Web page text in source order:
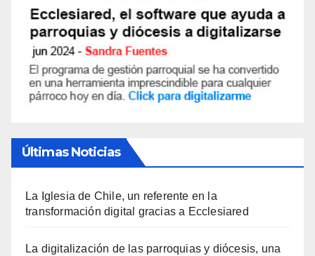
Últimas Noticias
La Iglesia de Chile, un referente en la
transformación digital gracias a Ecclesiared
La digitalización de las parroquias y diócesis, una